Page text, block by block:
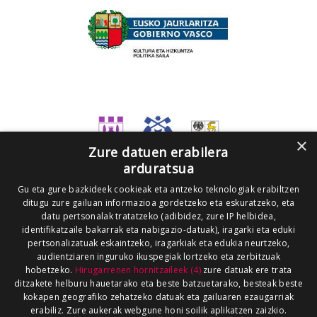
×
Zure datuen erabilera
arduratsua
Gu eta gure bazkideek cookieak eta antzeko teknologiak erabiltzen
ditugu zure gailuan informazioa gordetzeko eta eskuratzeko, eta
datu pertsonalak tratatzeko (adibidez, zure IP helbidea,
identifikatzaile bakarrak eta nabigazio-datuak), iragarki eta eduki
pertsonalizatuak eskaintzeko, iragarkiak eta edukia neurtzeko,
audientziaren inguruko ikuspegiak lortzeko eta zerbitzuak
hobetzeko. Hirugarrenen hornitzaileek (4)zure datuak ere trata
ditzakete helburu hauetarako eta beste batzuetarako, besteak beste
kokapen geografiko zehatzeko datuak eta gailuaren ezaugarriak
erabiliz. Zure aukerak webgune honi soilik aplikatzen zaizkio.